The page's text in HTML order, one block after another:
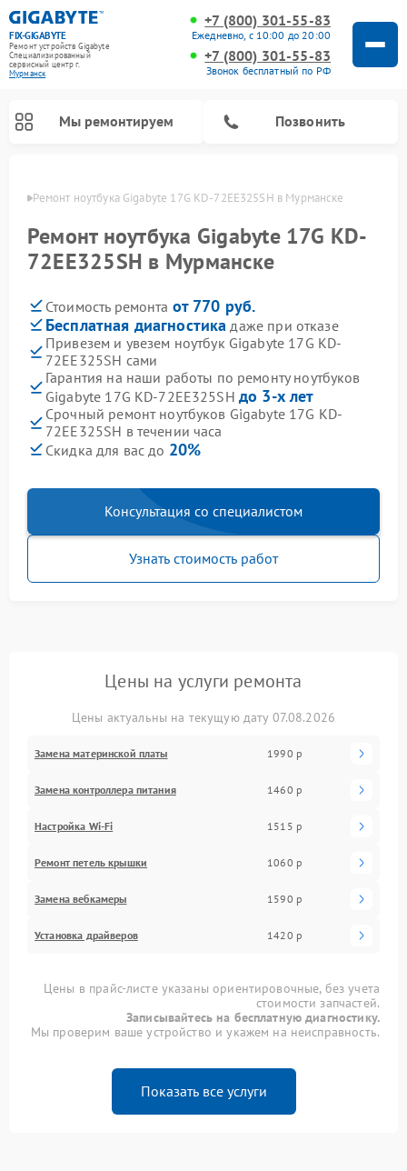
FIX-GIGABYTE
Ремонт устройств Gigabyte
Специализированный
cервисный центр г.
Мурманск
+7 (800) 301-55-83
Ежедневно, с 10:00 до 20:00
+7 (800) 301-55-83
Звонок бесплатный по РФ
Мы ремонтируем Позвонить
Ремонт ноутбука Gigabyte 17G KD-72EE325SH в Мурманске
Ремонт ноутбука Gigabyte 17G KD-
72EE325SH в Мурманске
Стоимость ремонта от 770 руб.
Бесплатная диагностика даже при отказе
Привезем и увезем ноутбук Gigabyte 17G KD-
72EE325SH сами
Гарантия на наши работы по ремонту ноутбуков
Gigabyte 17G KD-72EE325SH до 3-х лет
Срочный ремонт ноутбуков Gigabyte 17G KD-
72EE325SH в течении часа
Скидка для вас до 20%
Консультация со специалистом
Узнать стоимость работ
Цены на услуги ремонта
Цены актуальны на текущую дату 07.08.2026
Замена материнской платы 1990 р
Замена контроллера питания 1460 р
Настройка Wi-Fi 1515 р
Ремонт петель крышки 1060 р
Замена вебкамеры 1590 р
Установка драйверов 1420 р
Цены в прайс-листе указаны ориентировочные, без учета
стоимости запчастей.
Записывайтесь на бесплатную диагностику.
Мы проверим ваше устройство и укажем на неисправность.
Показать все услуги